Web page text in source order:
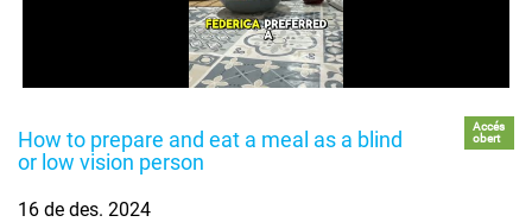
How to prepare and eat a meal as a blind
or low vision person
Accés
obert
16 de des. 2024